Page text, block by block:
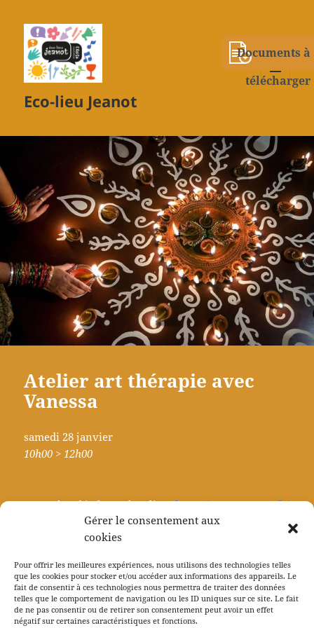
Gérer le consentement aux
cookies
Pour offrir les meilleures expériences, nous utilisons des technologies telles
que les cookies pour stocker et/ou accéder aux informations des appareils. Le
fait de consentir à ces technologies nous permettra de traiter des données
telles que le comportement de navigation ou les ID uniques sur ce site. Le fait
de ne pas consentir ou de retirer son consentement peut avoir un effet
négatif sur certaines caractéristiques et fonctions.
Eco-lieu Jeanot
MENU
Atelier art thérapie avec
Vanessa
samedi 28 janvier
10h00 > 12h00
Pour plus d’info sur l’atelier :https://www.aretera.fr/
Pour réserver : 07 81 31 67 18
Navigation
Documents à
télécharger